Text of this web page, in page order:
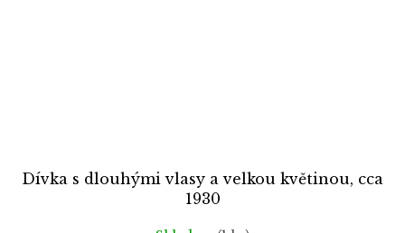
Dívka s dlouhými vlasy a velkou květinou, cca
1930